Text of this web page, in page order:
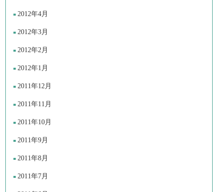
2012年4月
2012年3月
2012年2月
2012年1月
2011年12月
2011年11月
2011年10月
2011年9月
2011年8月
2011年7月